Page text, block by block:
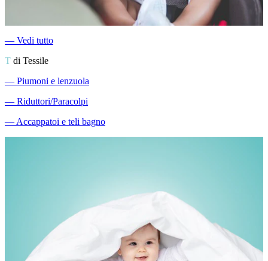
― Vedi tutto
T di Tessile
― Piumoni e lenzuola
― Riduttori/Paracolpi
―Accappatoi e teli bagno